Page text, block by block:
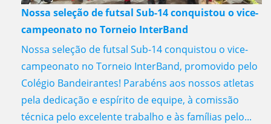
Nossa seleção de futsal Sub-14 conquistou o vice-
campeonato no Torneio InterBand
Nossa seleção de futsal Sub-14 conquistou o vice-
campeonato no Torneio InterBand, promovido pelo
Colégio Bandeirantes! Parabéns aos nossos atletas
pela dedicação e espírito de equipe, à comissão
técnica pelo excelente trabalho e às famílias pelo...